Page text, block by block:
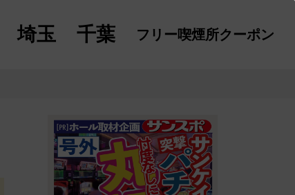
埼玉 千葉 フリー喫煙所クーポン